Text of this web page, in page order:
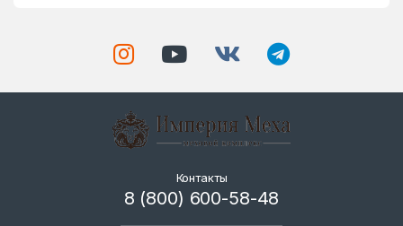
Контакты
8 (800) 600-58-48